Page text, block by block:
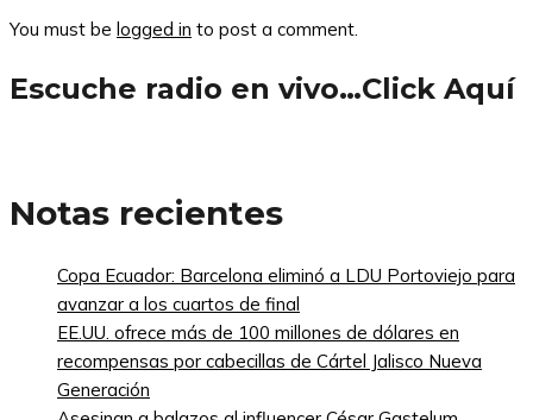
You must be logged in to post a comment.
Escuche radio en vivo…Click Aquí
Notas recientes
Copa Ecuador: Barcelona eliminó a LDU Portoviejo para
avanzar a los cuartos de final
EE.UU. ofrece más de 100 millones de dólares en
recompensas por cabecillas de Cártel Jalisco Nueva
Generación